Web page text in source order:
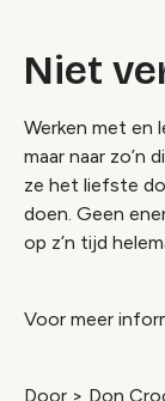
Niet
Werken met en
maar naar zo’n
ze het liefste
doen. Geen
op z’n tijd
Voor meer
Door > Don